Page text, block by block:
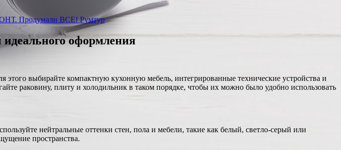
Продумали ВСЕ! Румтур
оформления
этого выбирайте компактную кухонную мебель, интегрированные технические устройства и
раковину, плиту и холодильник в таком порядке, чтобы их можно было удобно использовать
нейтральные оттенки стен, пола и мебели, такие как белый, светло-серый или
пространства.